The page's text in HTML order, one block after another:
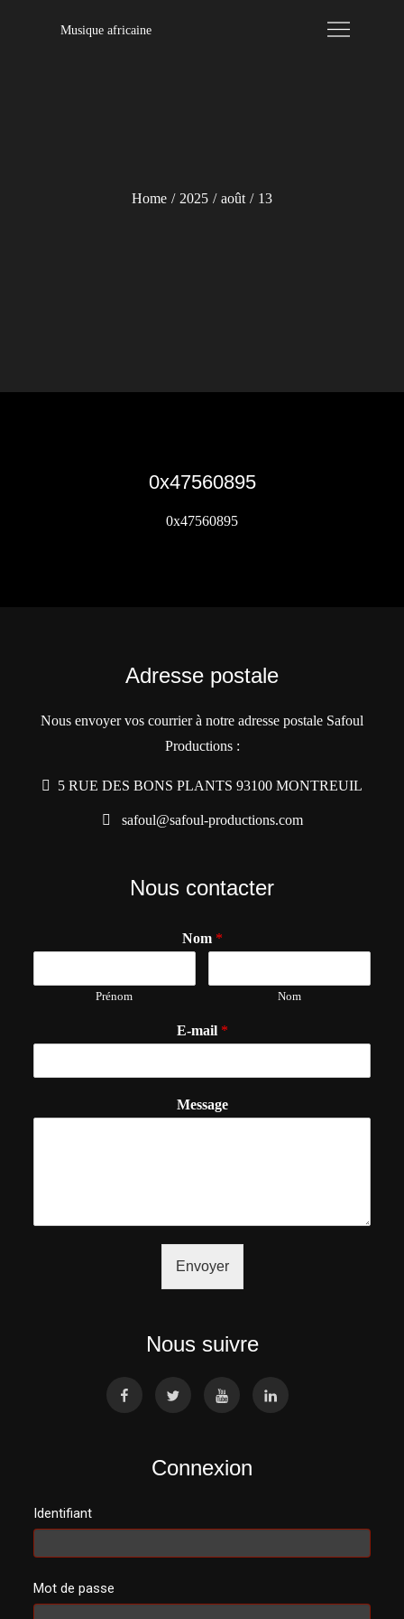
Musique africaine
Home 2025 août 13
0x47560895
0x47560895
Adresse postale
Nous envoyer vos courrier à notre adresse postale Safoul
Productions :
5 RUE DES BONS PLANTS 93100 MONTREUIL
safoul@safoul-productions.com
Nous contacter
Nom *
Prénom Nom
E-mail *
Message
Envoyer
Nous suivre
Connexion
Identifiant
Mot de passe